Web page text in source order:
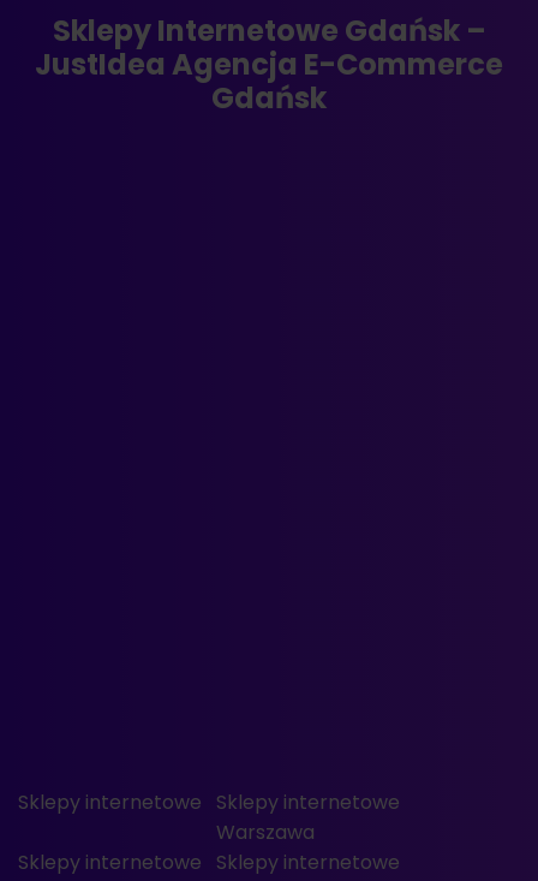
Sklepy Internetowe Gdańsk –
JustIdea Agencja E-Commerce
Gdańsk
Sklepy internetowe
Sklepy internetowe
Warszawa
Sklepy internetowe
Sklepy internetowe